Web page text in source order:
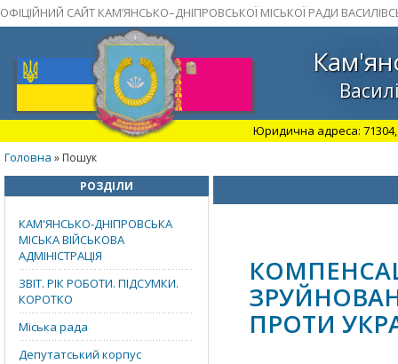
ОФІЦІЙНИЙ САЙТ КАМ’ЯНСЬКО–ДНІПРОВСЬКОЇ МІСЬКОЇ РАДИ
Юридична адреса: 71304,
Головна » Пошук
РОЗДІЛИ
КАМ'ЯНСЬКО-ДНІПРОВСЬКА
МІСЬКА ВІЙСЬКОВА
АДМІНІСТРАЦІЯ
ЗВІТ. РІК РОБОТИ. ПІДСУМКИ.
КОРОТКО
Міська рада
Депутатський корпус
ПРОТИ